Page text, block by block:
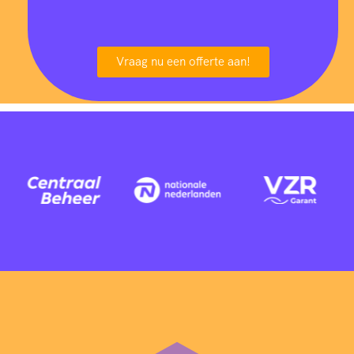
Vraag nu een offerte aan!
9
1
4
6
9
4
1
7
3
9
8
9
0
1
8
0
2
4